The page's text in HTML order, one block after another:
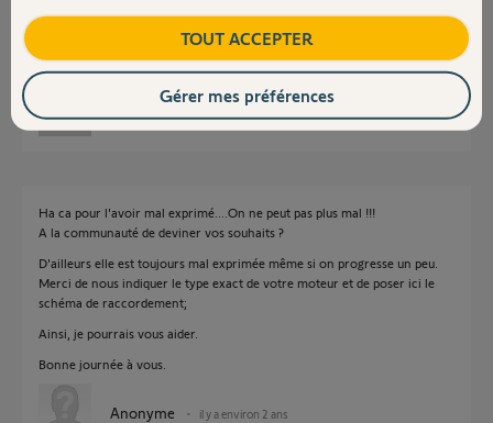
Cdt,
Rany I. il y a environ 2 ans
Ha ca pour l'avoir mal exprimé....On ne peut pas plus mal !!!
A la communauté de deviner vos souhaits ?
D'ailleurs elle est toujours mal exprimée même si on progresse un peu.
Merci de nous indiquer le type exact de votre moteur et de poser ici le
schéma de raccordement;
Ainsi, je pourrais vous aider.
Bonne journée à vous.
Anonyme il y a environ 2 ans
TOUT ACCEPTER
Gérer mes préférences